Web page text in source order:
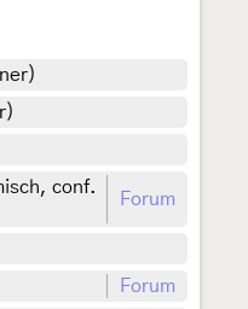
conf.
Forum
Forum